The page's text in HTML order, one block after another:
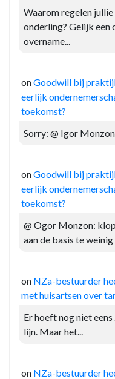
Waarom regelen
onderling? Gelijk een
overname...
onGoodwill bij
eerlijk
toekomst?
Sorry: @ Igor
onGoodwill bij
eerlijk
toekomst?
@ Ogor Monzon:
aan de basis te weinig
on NZa-bestuurder
met huisartsen over
Er hoeft nog niet
lijn. Maar het...
on NZa-bestuurder